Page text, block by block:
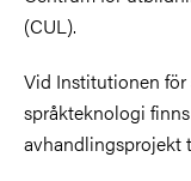
(CUL).
Vid Institutionen för
språkteknologi
avhandlingsprojekt